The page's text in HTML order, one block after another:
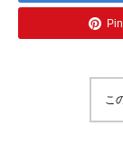
こ